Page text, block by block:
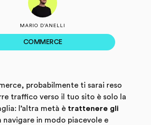
MARIO D’ANELLI
COMMERCE
probabilmente ti sarai reso
traffico verso il tuo sito è solo la
l’altra metà è trattenere gli
navigare in modo piacevole e